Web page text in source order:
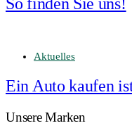
Aktuelles
Ein Auto kaufen
Unsere Marken